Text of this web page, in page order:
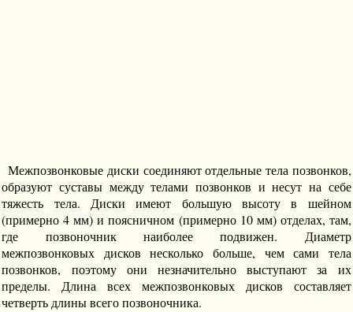
Межпозвонковые диски соединяют отдельные тела позвонков,
образуют суставы между телами позвонков и несут на себе
тяжесть тела. Диски имеют большую высоту в шейном
(примерно 4 мм) и поясничном (примерно 10 мм) отделах, там,
где позвоночник наиболее подвижен. Диаметр
межпозвонковых дисков несколько больше, чем сами тела
позвонков, поэтому они незначительно выступают за их
пределы. Длина всех межпозвонковых дисков составляет
четверть длины всего позвоночника.